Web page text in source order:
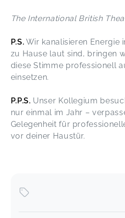
The International British
P.S. Wir kanalisieren Energie
zu Hause laut sind, bringen
diese Stimme professionell
einsetzen.
P.P.S. Unser Kollegium
nur einmal im Jahr –
Gelegenheit für
vor deiner Haustür.